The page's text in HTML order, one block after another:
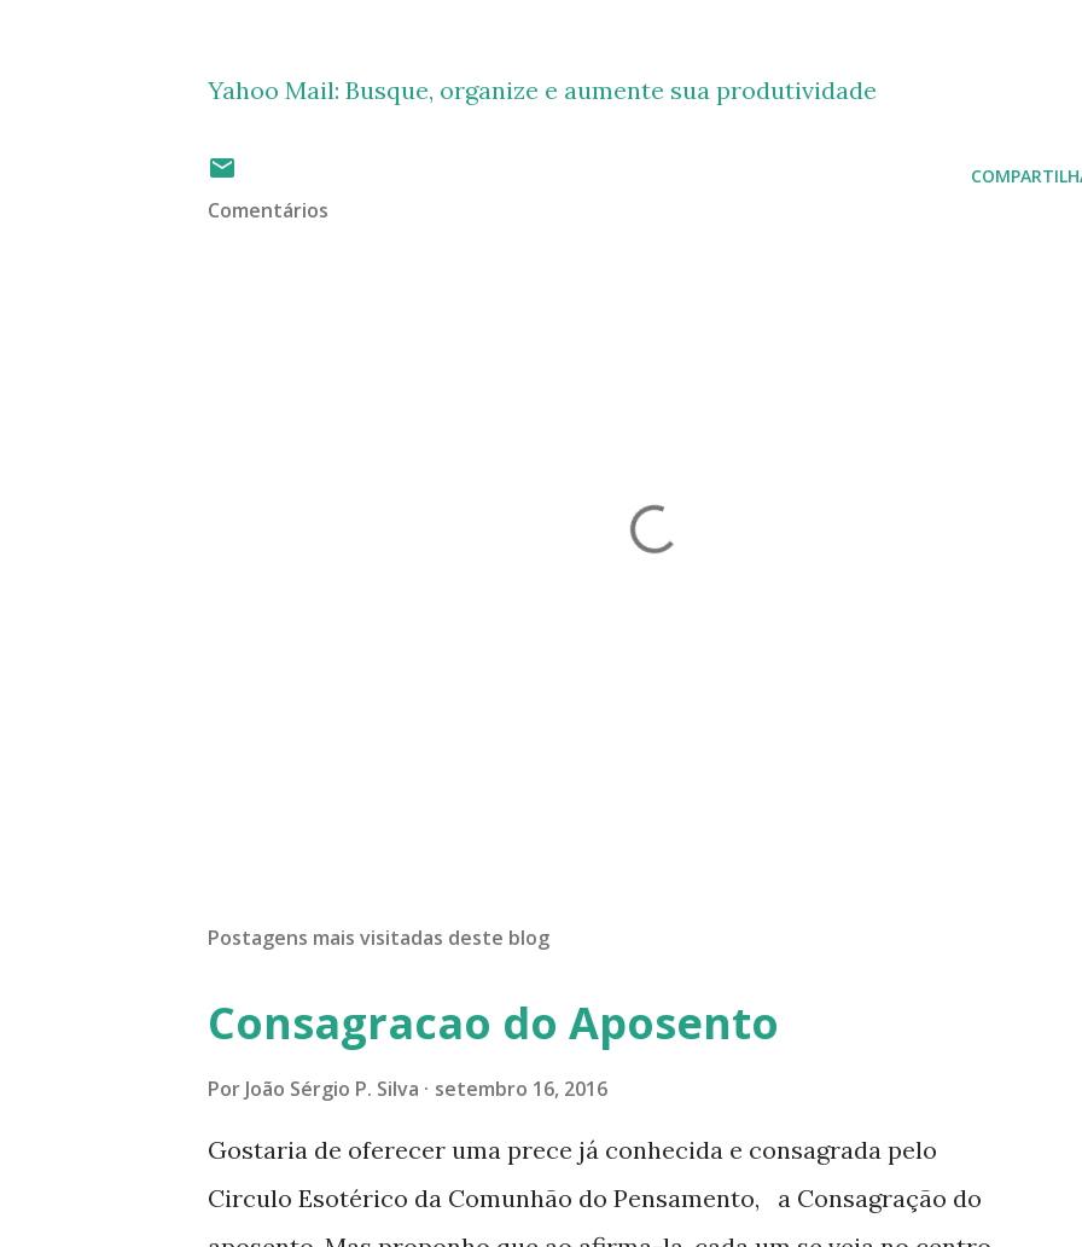
Yahoo Mail: Busque, organize e aumente sua produtividade
Comentários
Postagens mais visitadas deste blog
Consagracao do Aposento
Por João Sérgio P. Silva setembro 16, 2016
Gostaria de oferecer uma prece já conhecida e consagrada pelo
Circulo Esotérico da Comunhão do Pensamento, a Consagração do